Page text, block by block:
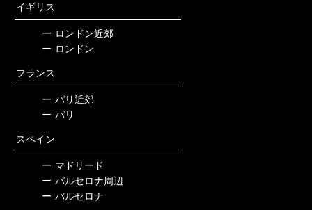
イギリス
ー ロンドン近郊
ー ロンドン
フランス
ー パリ近郊
ー パリ
スペイン
ー マドリード
ー バルセロナ周辺
ー バルセロナ